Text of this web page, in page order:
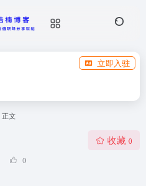
立即入驻
正文
0
收藏 0